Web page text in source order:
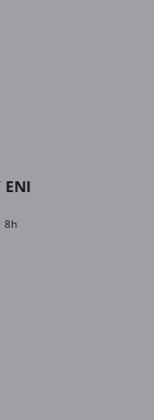
ENI
8h